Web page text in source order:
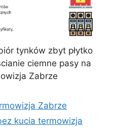
tynków zbyt płytko
ciemne pasy na
Zabrze
Zabrze
kucia termowizja